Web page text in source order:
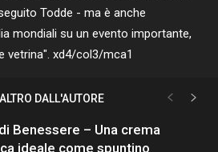
Todde - ma è anche
mondiali su un evento importante,
vetrina". xd4/col3/mca1
ALTRO DALL'AUTORE
Benessere – Una crema
ideale come spuntino